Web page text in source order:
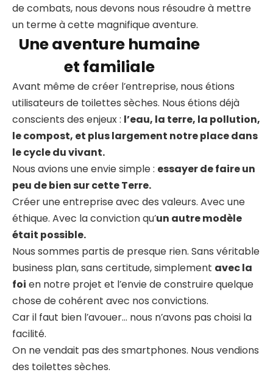
de combats, nous devons nous résoudre à mettre
un terme à cette magnifique aventure.
Une aventure humaine
et familiale
Avant même de créer l’entreprise, nous étions
utilisateurs de toilettes sèches. Nous étions déjà
conscients des enjeux : l’eau, la terre, la pollution,
le compost, et plus largement notre place dans
le cycle du vivant.
Nous avions une envie simple : essayer de faire un
peu de bien sur cette Terre.
Créer une entreprise avec des valeurs. Avec une
éthique. Avec la conviction qu’un autre modèle
était possible.
Nous sommes partis de presque rien. Sans véritable
business plan, sans certitude, simplement avec la
foi en notre projet et l’envie de construire quelque
chose de cohérent avec nos convictions.
Car il faut bien l’avouer… nous n’avons pas choisi la
facilité.
On ne vendait pas des smartphones. Nous vendions
des toilettes sèches.